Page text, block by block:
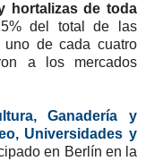
hortalizas de toda
del total de las
uno de cada cuatro
a los mercados
Ganadería y
Universidades y
en Berlín en la